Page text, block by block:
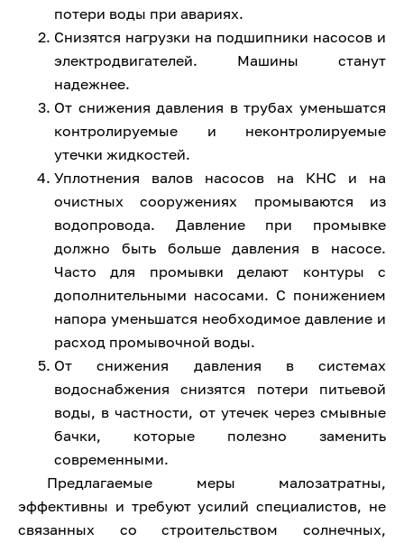
потери воды при авариях.
Снизятся нагрузки на подшипники насосов и
электродвигателей. Машины станут
надежнее.
От снижения давления в трубах уменьшатся
контролируемые и неконтролируемые
утечки жидкостей.
Уплотнения валов насосов на КНС и на
очистных сооружениях промываются из
водопровода. Давление при промывке
должно быть больше давления в насосе.
Часто для промывки делают контуры с
дополнительными насосами. С понижением
напора уменьшатся необходимое давление и
расход промывочной воды.
От снижения давления в системах
водоснабжения снизятся потери питьевой
воды, в частности, от утечек через смывные
бачки, которые полезно заменить
современными.
Предлагаемые меры малозатратны,
эффективны и требуют усилий специалистов, не
связанных со строительством солнечных,